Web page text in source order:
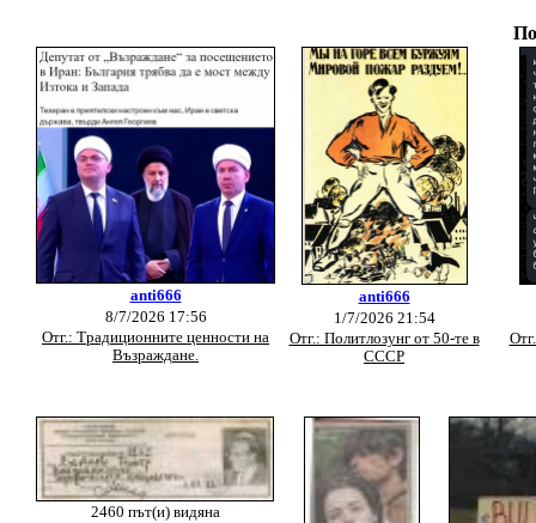
anti666
8/7/2026 17:56
Отг.: Традиционните ценности на
Възраждане.
anti666
1/7/2026 21:54
Отг.: Политлозунг от 50-те в
СССР
2460 път(и) видяна